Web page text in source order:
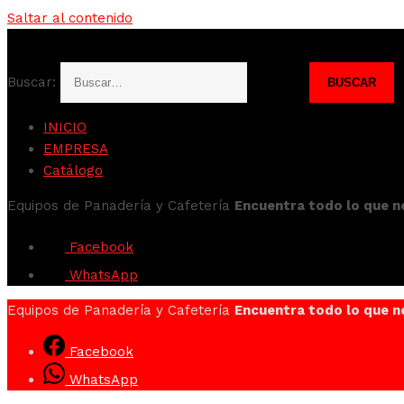
Saltar al contenido
Buscar:
INICIO
EMPRESA
Catálogo
Equipos de Panadería y Cafetería Encuentra todo lo que
Facebook
WhatsApp
Equipos de Panadería y Cafetería Encuentra todo lo que
Facebook
WhatsApp